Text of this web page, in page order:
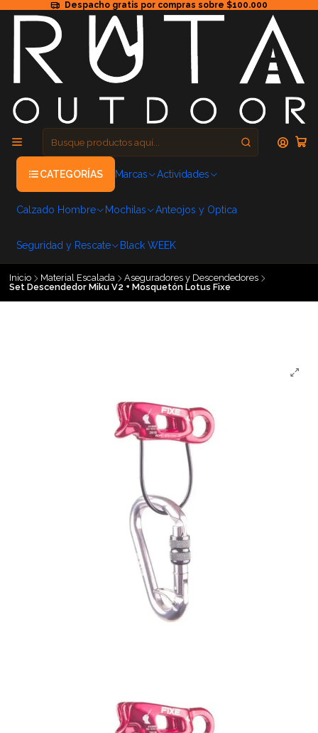
Despacho gratis por compras sobre $100.000
CATEGORÍAS Marcas Actividades
Calzado Hombre Mochilas Anteojos y Optica
Seguridad y Rescate Black WEEK
Inicio Material Escalada
Aseguradores y Descendedores
Set Descendedor Miku V2 + Mosquetón Lotus Fixe